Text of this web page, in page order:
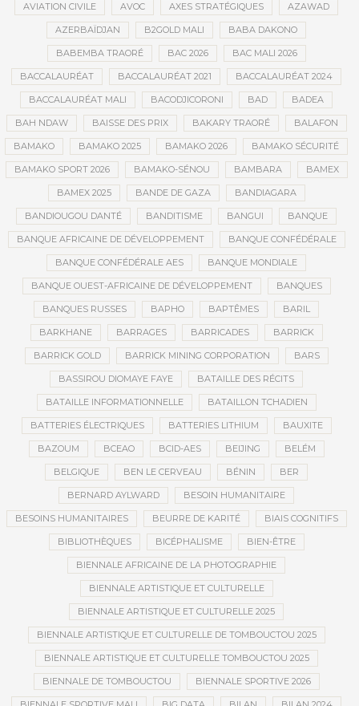
AVIATION CIVILE AVOC AXES STRATÉGIQUES AZAWAD
AZERBAÏDJAN B2GOLD MALI BABA DAKONO
BABEMBA TRAORÉ BAC 2026 BAC MALI 2026
BACCALAURÉAT BACCALAURÉAT 2021 BACCALAURÉAT 2024
BACCALAURÉAT MALI BACODJICORONI BAD BADEA
BAH NDAW BAISSE DES PRIX BAKARY TRAORÉ BALAFON
BAMAKO BAMAKO 2025 BAMAKO 2026 BAMAKO SÉCURITÉ
BAMAKO SPORT 2026 BAMAKO-SÉNOU BAMBARA BAMEX
BAMEX 2025 BANDE DE GAZA BANDIAGARA
BANDIOUGOU DANTÉ BANDITISME BANGUI BANQUE
BANQUE AFRICAINE DE DÉVELOPPEMENT BANQUE CONFÉDÉRALE
BANQUE CONFÉDÉRALE AES BANQUE MONDIALE
BANQUE OUEST-AFRICAINE DE DÉVELOPPEMENT BANQUES
BANQUES RUSSES BAPHO BAPTÊMES BARIL
BARKHANE BARRAGES BARRICADES BARRICK
BARRICK GOLD BARRICK MINING CORPORATION BARS
BASSIROU DIOMAYE FAYE BATAILLE DES RÉCITS
BATAILLE INFORMATIONNELLE BATAILLON TCHADIEN
BATTERIES ÉLECTRIQUES BATTERIES LITHIUM BAUXITE
BAZOUM BCEAO BCID-AES BEIJING BELÉM
BELGIQUE BEN LE CERVEAU BÉNIN BER
BERNARD AYLWARD BESOIN HUMANITAIRE
BESOINS HUMANITAIRES BEURRE DE KARITÉ BIAIS COGNITIFS
BIBLIOTHÈQUES BICÉPHALISME BIEN-ÊTRE
BIENNALE AFRICAINE DE LA PHOTOGRAPHIE
BIENNALE ARTISTIQUE ET CULTURELLE
BIENNALE ARTISTIQUE ET CULTURELLE 2025
BIENNALE ARTISTIQUE ET CULTURELLE DE TOMBOUCTOU 2025
BIENNALE ARTISTIQUE ET CULTURELLE TOMBOUCTOU 2025
BIENNALE DE TOMBOUCTOU BIENNALE SPORTIVE 2026